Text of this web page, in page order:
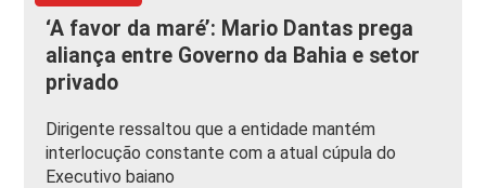
‘A favor da maré’: Mario Dantas prega
aliança entre Governo da Bahia e setor
privado
Dirigente ressaltou que a entidade mantém
interlocução constante com a atual cúpula do
Executivo baiano